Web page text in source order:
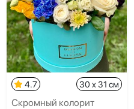
4.7 30 x 31 см
Скромный колорит